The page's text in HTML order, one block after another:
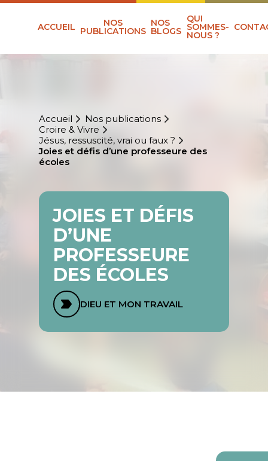
ACCUEIL NOS
PUBLICATIONS
NOS
BLOGS
QUI
SOMMES-
NOUS ?
Accueil
Nos publications
Croire & Vivre
Jésus, ressuscité, vrai ou faux ?
Joies et défis d’une professeure des
écoles
JOIES ET DÉFIS
D’UNE
PROFESSEURE
DES ÉCOLES
DIEU ET MON TRAVAIL